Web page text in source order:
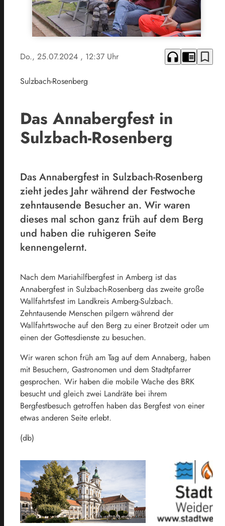
Do., 25.07.2024 , 12:37 Uhr headphones chrome_reader_mode bookmark_border
Sulzbach-Rosenberg
Das Annabergfest in
Sulzbach-Rosenberg
Das Annabergfest in Sulzbach-Rosenberg
zieht jedes Jahr während der Festwoche
zehntausende Besucher an. Wir waren
dieses mal schon ganz früh auf dem Berg
und haben die ruhigeren Seite
kennengelernt.
Nach dem Mariahilfbergfest in Amberg ist das
Annabergfest in Sulzbach-Rosenberg das zweite große
Wallfahrtsfest im Landkreis Amberg-Sulzbach.
Zehntausende Menschen pilgern während der
Wallfahrtswoche auf den Berg zu einer Brotzeit oder um
einen der Gottesdienste zu besuchen.
Wir waren schon früh am Tag auf dem Annaberg, haben
mit Besuchern, Gastronomen und dem Stadtpfarrer
gesprochen. Wir haben die mobile Wache des BRK
besucht und gleich zwei Landräte bei ihrem
Bergfestbesuch getroffen haben das Bergfest von einer
etwas anderen Seite erlebt.
(db)